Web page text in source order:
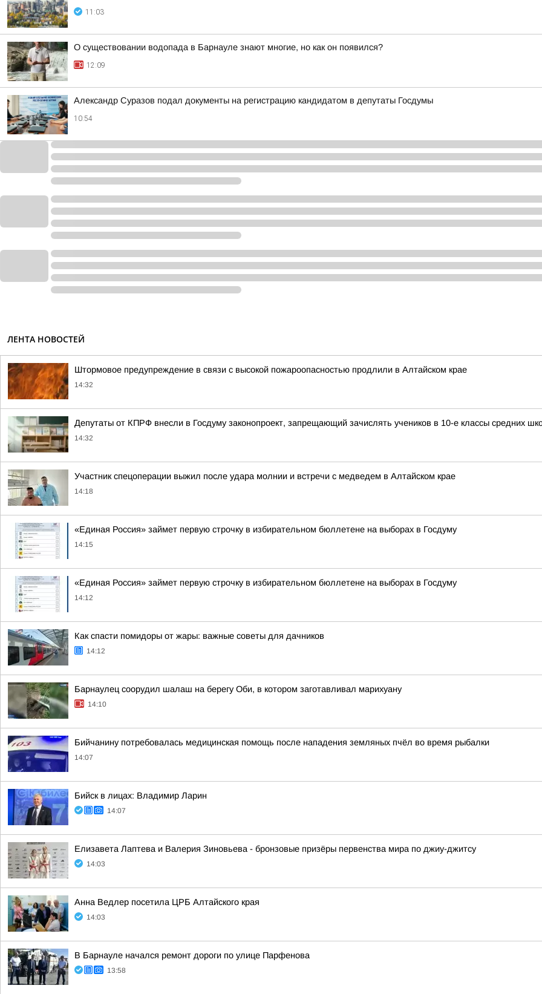
11:03
О существовании водопада в Барнауле знают многие, но как он появился?
12:09
Александр Суразов подал документы на регистрацию кандидатом в депутаты Госдумы
10:54
ЛЕНТА НОВОСТЕЙ
Штормовое предупреждение в связи с высокой пожароопасностью продлили в Алтайском крае
14:32
Депутаты от КПРФ внесли в Госдуму законопроект, запрещающий зачислять учеников в 10-е классы средних
14:32
Участник спецоперации выжил после удара молнии и встречи с медведем в Алтайском крае
14:18
«Единая Россия» займет первую строчку в избирательном бюллетене на выборах в Госдуму
14:15
«Единая Россия» займет первую строчку в избирательном бюллетене на выборах в Госдуму
14:12
Как спасти помидоры от жары: важные советы для дачников
14:12
Барнаулец соорудил шалаш на берегу Оби, в котором заготавливал марихуану
14:10
Бийчанину потребовалась медицинская помощь после нападения земляных пчёл во время рыбалки
14:07
Бийск в лицах: Владимир Ларин
14:07
Елизавета Лаптева и Валерия Зиновьева - бронзовые призёры первенства мира по джиу-джитсу
14:03
Анна Ведлер посетила ЦРБ Алтайского края
14:03
В Барнауле начался ремонт дороги по улице Парфенова
13:58